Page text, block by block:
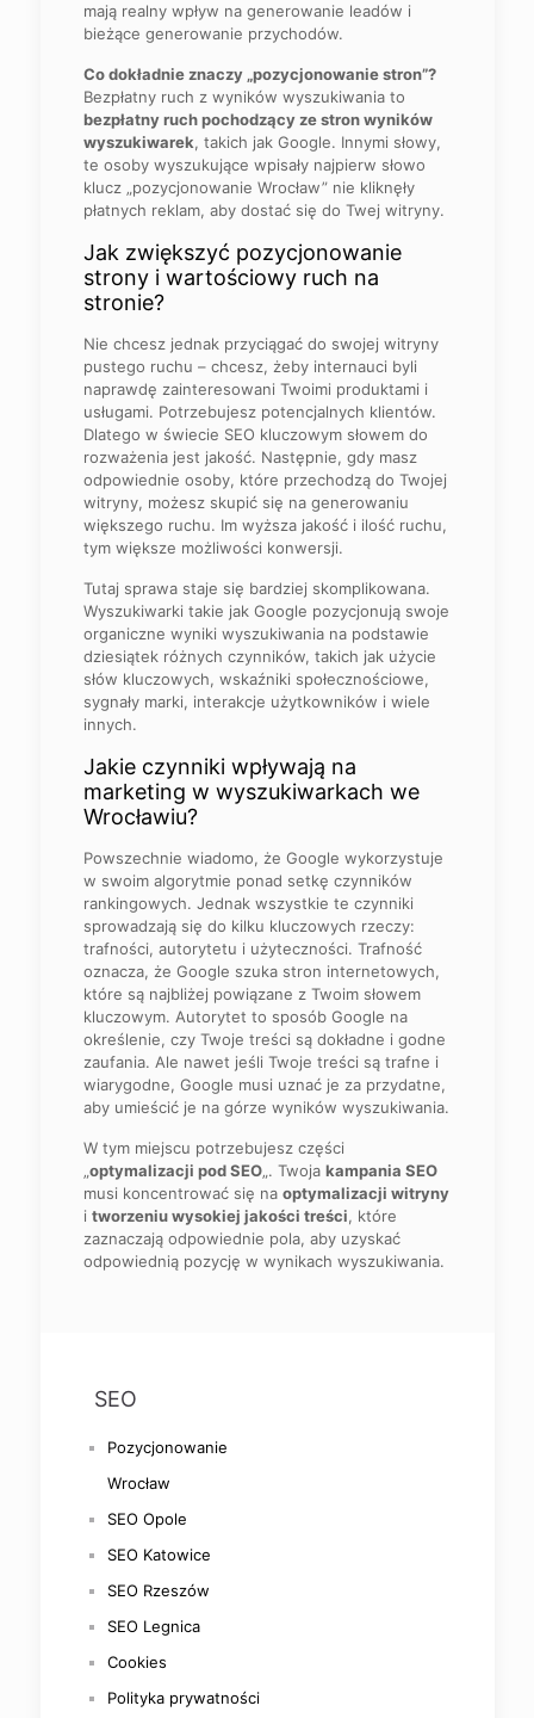
mają realny wpływ na generowanie leadów i
bieżące generowanie przychodów.
Co dokładnie znaczy „pozycjonowanie stron”?
Bezpłatny ruch z wyników wyszukiwania to
bezpłatny ruch pochodzący ze stron wyników
wyszukiwarek, takich jak Google. Innymi słowy,
te osoby wyszukujące wpisały najpierw słowo
klucz „pozycjonowanie Wrocław” nie kliknęły
płatnych reklam, aby dostać się do Twej witryny.
Jak zwiększyć pozycjonowanie
strony i wartościowy ruch na
stronie?
Nie chcesz jednak przyciągać do swojej witryny
pustego ruchu – chcesz, żeby internauci byli
naprawdę zainteresowani Twoimi produktami i
usługami. Potrzebujesz potencjalnych klientów.
Dlatego w świecie SEO kluczowym słowem do
rozważenia jest jakość. Następnie, gdy masz
odpowiednie osoby, które przechodzą do Twojej
witryny, możesz skupić się na generowaniu
większego ruchu. Im wyższa jakość i ilość ruchu,
tym większe możliwości konwersji.
Tutaj sprawa staje się bardziej skomplikowana.
Wyszukiwarki takie jak Google pozycjonują swoje
organiczne wyniki wyszukiwania na podstawie
dziesiątek różnych czynników, takich jak użycie
słów kluczowych, wskaźniki społecznościowe,
sygnały marki, interakcje użytkowników i wiele
innych.
Jakie czynniki wpływają na
marketing w wyszukiwarkach we
Wrocławiu?
Powszechnie wiadomo, że Google wykorzystuje
w swoim algorytmie ponad setkę czynników
rankingowych. Jednak wszystkie te czynniki
sprowadzają się do kilku kluczowych rzeczy:
trafności, autorytetu i użyteczności. Trafność
oznacza, że ​​Google szuka stron internetowych,
które są najbliżej powiązane z Twoim słowem
kluczowym. Autorytet to sposób Google na
określenie, czy Twoje treści są dokładne i godne
zaufania. Ale nawet jeśli Twoje treści są trafne i
wiarygodne, Google musi uznać je za przydatne,
aby umieścić je na górze wyników wyszukiwania.
W tym miejscu potrzebujesz części
„optymalizacji pod SEO„. Twoja kampania SEO
musi koncentrować się na optymalizacji witryny
i tworzeniu wysokiej jakości treści, które
zaznaczają odpowiednie pola, aby uzyskać
odpowiednią pozycję w wynikach wyszukiwania.
SEO
Pozycjonowanie
Wrocław
SEO Opole
SEO Katowice
SEO Rzeszów
SEO Legnica
Cookies
Polityka prywatności